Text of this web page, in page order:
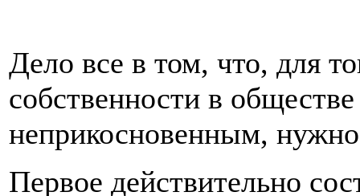
Дело все в том, что, для
собственности в
неприкосновенным,
Первое действительно